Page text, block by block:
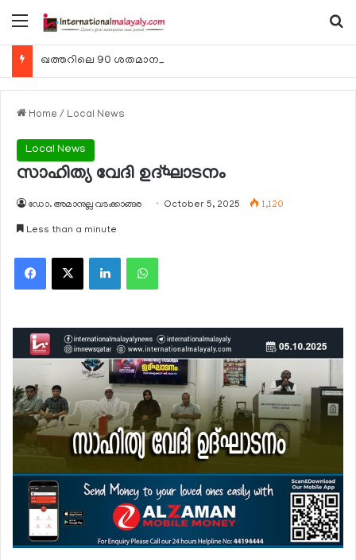
Menu
Home / Local News
Local News
സാഹിത്യ വേദി ഉദ്ഘാടനം
ഡോ. അമാനുല്ല വടക്കാങ്ങര October 5, 2025 1,120
Less than a minute
Facebook
X LinkedInWhatsApp